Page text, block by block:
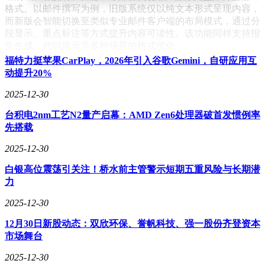
格式。以邮件撰写为例，旧版系统仅以纯文本形式呈现内容，
而新版会智能切换至类似专业邮件客户端的布局模式，通过分
段显示、重点标注等方式提升内容可读性。该功能同样支持报
据开发团队介绍，此次更新旨在解决AI工具在实际应用中的
两大痛点：一是移动端推理能力受限的问题，二是输出格式缺
乏灵活性的缺陷。通过分离思考深度与响应速度的调节权限，
持高效交互。界面重构则通过视觉优化降低了信息处理成本，
使复杂内容的呈现更加直观。
福特力挺苹果CarPlay，2026年引入谷歌Gemini，自研应用互
动提升20%
2025-12-30
台积电2nm工艺N2量产启幕：AMD Zen6处理器破首发惯例率
先搭载
2025-12-30
白银高位震荡引关注！桥水前主管警示短期五重风险与长期潜
力
2025-12-30
12月30日新股动态：双欣环保、誉帆科技、强一股份齐登资本
市场舞台
2025-12-30